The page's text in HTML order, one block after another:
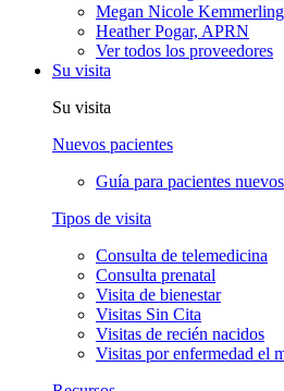
Megan Nicole
Heather Pogar, APRN
Ver todos los proveedores
Su visita
Su visita
Nuevos pacientes
Guía para pacientes nuevos
Tipos de visita
Consulta de telemedicina
Consulta prenatal
Visita de bienestar
Visitas Sin Cita
Visitas de recién nacidos
Visitas por enfermedad el